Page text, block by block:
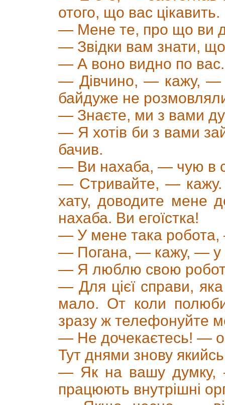
отого, що вас цікавить.
— Мене те, про що ви
— Звідки вам знати,
— А воно видно по вас.
— Дівчино, — кажу, —
байдуже не
— Знаєте, ми з вами
— Я хотів би з вами
бачив.
— Ви нахаба, — чую в
— Стривайте, —
хату, доводите мене
нахаба. Ви егоїстка!
— У мене така робота,
— Погана, — кажу, — у
— Я люблю свою
— Для цієї справи,
мало. От коли
зразу ж телефонуйте
— Не дочекаєтесь! —
Тут днями знову
— Як на вашу думку,
працюють внутрішні